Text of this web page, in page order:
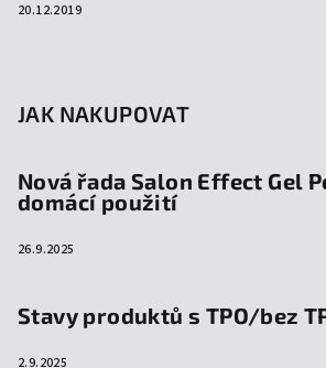
20.12.2019
JAK NAKUPOVAT
Nová řada Salon Effect Gel
domácí použití
26.9.2025
Stavy produktů s TPO/bez
2.9.2025